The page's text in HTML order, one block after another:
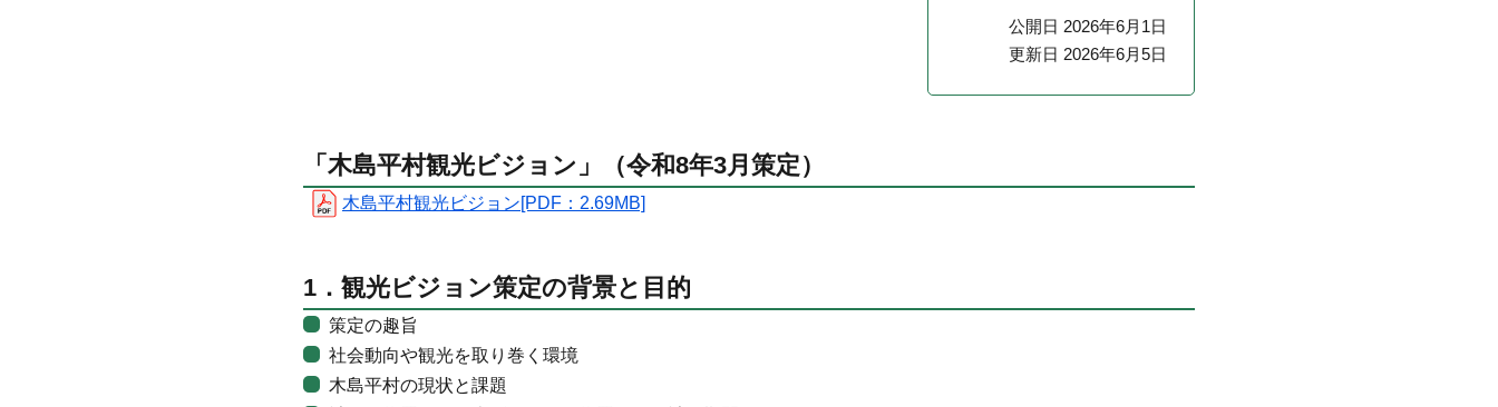
公開日 2026年6月1日
更新日 2026年6月5日
「木島平村観光ビジョン」（令和8年3月策定）
木島平村観光ビジョン[PDF：2.69MB]
1．観光ビジョン策定の背景と目的
策定の趣旨
社会動向や観光を取り巻く環境
木島平村の現状と課題